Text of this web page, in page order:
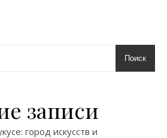
Поиск
записи
город искусств и